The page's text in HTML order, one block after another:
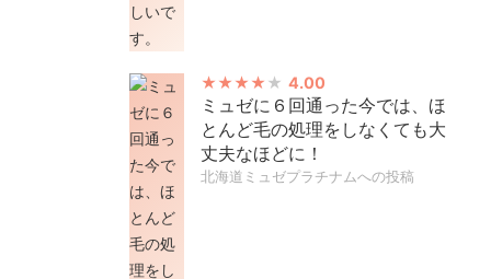
4.00
ミュゼに６回通った今では、ほ
とんど毛の処理をしなくても大
丈夫なほどに！
北海道ミュゼプラチナムへの投稿